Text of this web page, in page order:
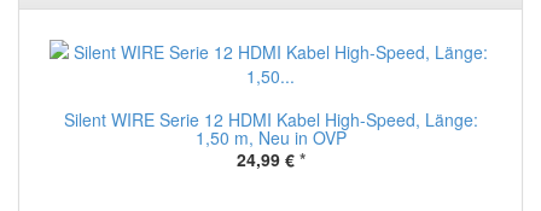
Silent WIRE Serie 12 HDMI Kabel High-Speed, Länge:
1,50 m, Neu in OVP
24,99 € *